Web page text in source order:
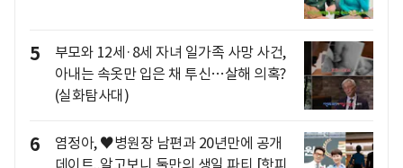
5
부모와 12세·8세 자녀 일가족 사망 사건,
아내는 속옷만 입은 채 투신…살해 의혹?
(실화탐사대)
6
염정아, ♥병원장 남편과 20년만에 공개